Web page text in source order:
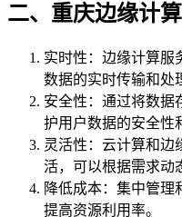
二、重庆边缘计
实时性：边缘计算服
数据的实时传输和处
安全性：通过将数据
护用户数据的安全性
灵活性：云计算和边
活，可以根据需求动
降低成本：集中管理
提高资源利用率。